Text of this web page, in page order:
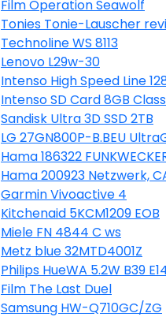
Film Operation Seawolf
Tonies Tonie-Lauscher
Technoline WS 8113
Lenovo L29w-30
Intenso High Speed Line
Intenso SD Card 8GB
Sandisk Ultra 3D SSD 2TB
LG 27GN800P-B.BEU
Hama 186322
Hama 200923 Netzwerk,
Garmin Vivoactive 4
Kitchenaid 5KCM1209 EOB
Miele FN 4844 C ws
Metz blue 32MTD4001Z
Philips HueWA 5.2W B39
Film The Last Duel
Samsung HW-Q710GC/ZG